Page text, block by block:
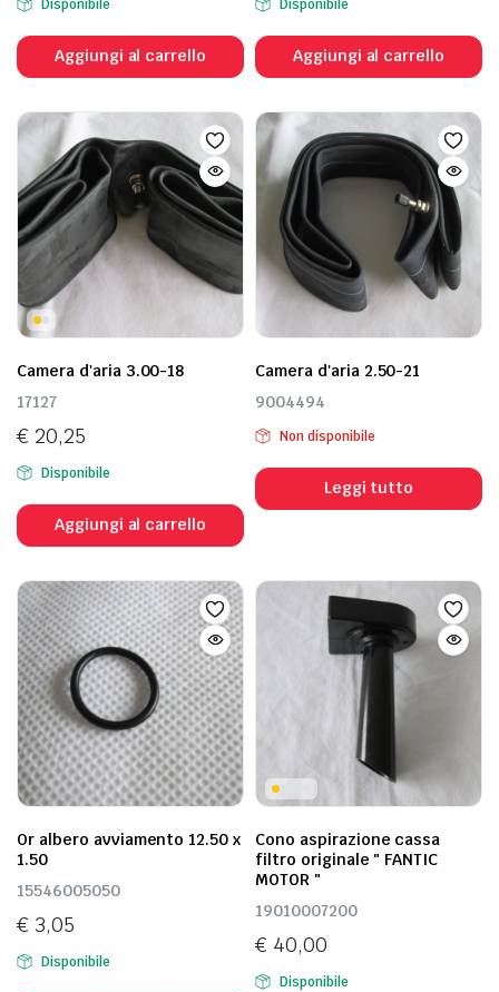
Disponibile
Aggiungi al carrello
Disponibile
Aggiungi al carrello
Camera d'aria 3.00-18
17127
€ 20,25
Disponibile
Aggiungi al carrello
Camera d'aria 2.50-21
9004494
Non disponibile
Leggi tutto
Or albero avviamento 12.50 x
1.50
15546005050
€ 3,05
Disponibile
Cono aspirazione cassa
filtro originale " FANTIC
MOTOR "
19010007200
€ 40,00
Disponibile